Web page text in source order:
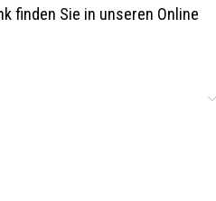
finden Sie in unseren Online